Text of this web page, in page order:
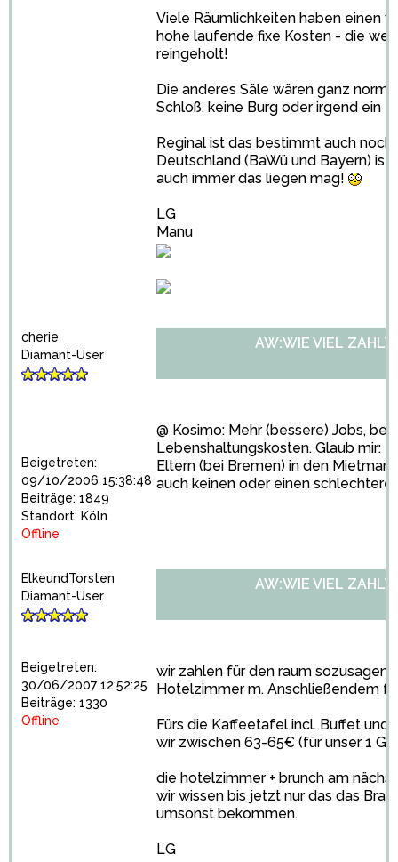
Viele Räumlichkeiten haben einen
hohe laufende fixe Kosten - die
reingeholt!
Die anderes Säle wären ganz
Schloß, keine Burg oder irgend ein
Reginal ist das bestimmt auch
Deutschland (BaWü und Bayern) ist
auch immer das liegen mag!
LG
Manu
cherie
Diamant-User
Beigetreten:
09/10/2006 15:38:48
Beiträge: 1849
Standort: Köln
Offline
AW:WIE VIEL ZAHLT
@ Kosimo: Mehr (bessere) Jobs,
Lebenshaltungskosten. Glaub mir:
Eltern (bei Bremen) in den
auch keinen oder einen
ElkeundTorsten
Diamant-User
Beigetreten:
30/06/2007 12:52:25
Beiträge: 1330
Offline
AW:WIE VIEL ZAHLT
wir zahlen für den raum sozusagen
Hotelzimmer m. Anschließendem
Fürs die Kaffeetafel incl. Buffet und
wir zwischen 63-65€ (für unser 1
die hotelzimmer + brunch am
wir wissen bis jetzt nur das das
umsonst bekommen.
LG